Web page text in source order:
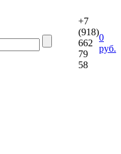
+7
(918)
662
79
58
0
руб.